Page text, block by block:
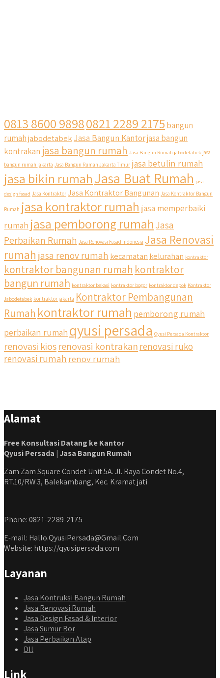
0813 8600 98980821 2289 2175 bangun
rumahjabodetabek Jasa Bangun Kantorjasa bangun
kontrakan jasa bangun rumah Jasa Bangun Rumah jabodetabek jasa
bangun rumah jakarta Jasa Bangun Rumah Jakarta Timur jasa betulin rumah
jasa bikin rumahJasa Buat Rumah jasa
design fasad Jasa Kontraktor Jasa Kontraktor Bangunan Jasa Kontraktor Bangun
Rumah jasa kontraktor rumah jasa memperbaiki
rumah jasa pemborong rumahJasa
Perbaikan Rumah Jasa Renovasi Fasad Indonesia Jasa Renovasi
rumah jasa renov rumah kecamatan kelurahan kontraktor
kontraktor bangunan rumah kontraktor
bangun rumah kontraktor bekasi kontraktor bogor kontraktor depok Kontraktor
Jabodetabek kontraktor jakarta Kontraktor Pembangunan
Rumah kontraktor rumah pemborong rumah
perbaikan rumah qyusi persada Qyusi Persada Kontraktor
renovasi kiosrenovasi kontrakanrenovasi ruko
renovasi rumah renov rumah
Alamat
Free Konsultasi Datang ke Kantor
Qyusi Persada | Jasa Bangun Rumah
Zam Zam Square Condet Unit 5A. Jl. Raya Condet No.4,
RT.10/RW.3, Balekambang, Kec. Kramat jati
Phone: 0821-2289-2175
E-mail: Hallo.QyusiPersada@Gmail.Com
Website: https://qyusipersada.com
Layanan
Jasa Kontruksi Bangun Rumah
Jasa Renovasi Rumah
Jasa Design Fasad & Interior
Jasa Sumur Bor
Jasa Perbaikan Atap
Dll
Link